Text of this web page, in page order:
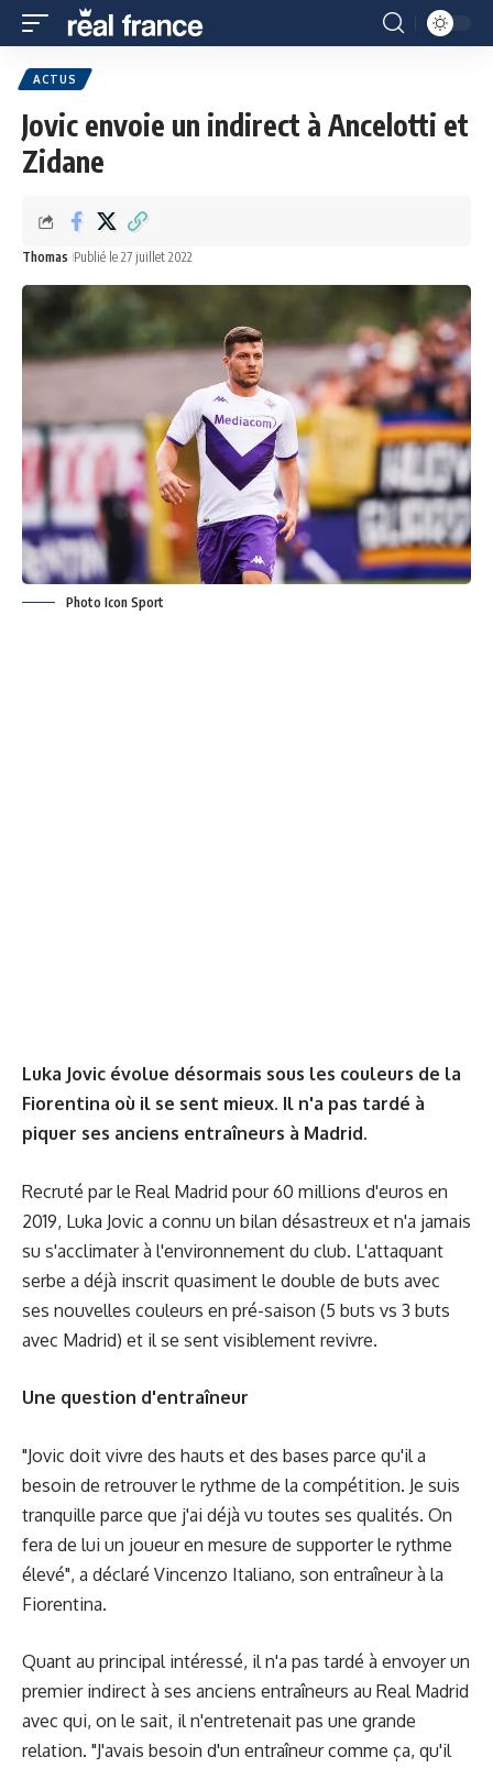
ACTUS
Jovic envoie un indirect à Ancelotti et
Zidane
Thomas Publié le 27 juillet 2022
Photo Icon Sport
Luka Jovic évolue désormais sous les couleurs de la
Fiorentina où il se sent mieux. Il n'a pas tardé à
piquer ses anciens entraîneurs à Madrid.
Recruté par le Real Madrid pour 60 millions d'euros en
2019, Luka Jovic a connu un bilan désastreux et n'a jamais
su s'acclimater à l'environnement du club. L'attaquant
serbe a déjà inscrit quasiment le double de buts avec
ses nouvelles couleurs en pré-saison (5 buts vs 3 buts
avec Madrid) et il se sent visiblement revivre.
Une question d'entraîneur
"Jovic doit vivre des hauts et des bases parce qu'il a
besoin de retrouver le rythme de la compétition. Je suis
tranquille parce que j'ai déjà vu toutes ses qualités. On
fera de lui un joueur en mesure de supporter le rythme
élevé", a déclaré Vincenzo Italiano, son entraîneur à la
Fiorentina.
Quant au principal intéressé, il n'a pas tardé à envoyer un
premier indirect à ses anciens entraîneurs au Real Madrid
avec qui, on le sait, il n'entretenait pas une grande
relation. "J'avais besoin d'un entraîneur comme ça, qu'il